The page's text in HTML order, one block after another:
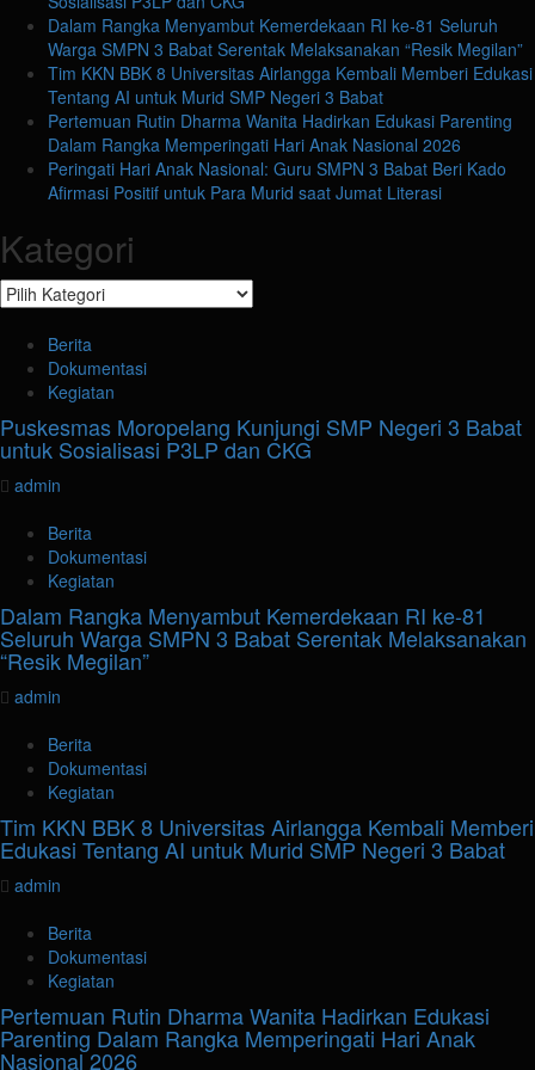
Dalam Rangka Menyambut Kemerdekaan RI ke-81 Seluruh
Warga SMPN 3 Babat Serentak Melaksanakan “Resik Megilan”
Tim KKN BBK 8 Universitas Airlangga Kembali Memberi Edukasi
Tentang AI untuk Murid SMP Negeri 3 Babat
Pertemuan Rutin Dharma Wanita Hadirkan Edukasi Parenting
Dalam Rangka Memperingati Hari Anak Nasional 2026
Peringati Hari Anak Nasional: Guru SMPN 3 Babat Beri Kado
Afirmasi Positif untuk Para Murid saat Jumat Literasi
Kategori
Kategori
Berita
Dokumentasi
Kegiatan
Puskesmas Moropelang Kunjungi SMP Negeri 3 Babat
untuk Sosialisasi P3LP dan CKG
admin
Berita
Dokumentasi
Kegiatan
Dalam Rangka Menyambut Kemerdekaan RI ke-81
Seluruh Warga SMPN 3 Babat Serentak Melaksanakan
“Resik Megilan”
admin
Berita
Dokumentasi
Kegiatan
Tim KKN BBK 8 Universitas Airlangga Kembali Memberi
Edukasi Tentang AI untuk Murid SMP Negeri 3 Babat
admin
Berita
Dokumentasi
Kegiatan
Pertemuan Rutin Dharma Wanita Hadirkan Edukasi
Parenting Dalam Rangka Memperingati Hari Anak
Nasional 2026